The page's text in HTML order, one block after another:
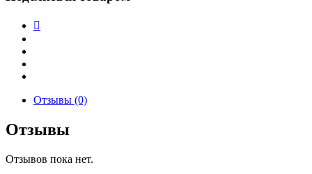
Отзывы (0)
Отзывы
Отзывов пока нет.